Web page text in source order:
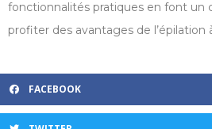
fonctionnalités pratiques en font un
profiter des avantages de l’épilation
FACEBOOK